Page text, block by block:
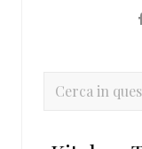
Cerca